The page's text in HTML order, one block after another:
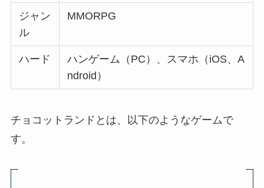
ジャン
ル
MMORPG
ハード
ハンゲーム（PC）、スマホ（iOS、A
ndroid）
チョコットランドとは、以下のようなゲームで
す。